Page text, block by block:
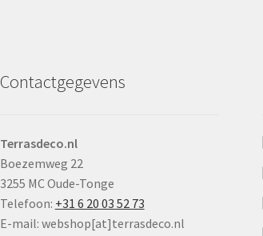
Contactgegevens
Terrasdeco.nl
Boezemweg 22
3255 MC Oude-Tonge
Telefoon: +31 6 20 03 52 73
E-mail: webshop[at]terrasdeco.nl